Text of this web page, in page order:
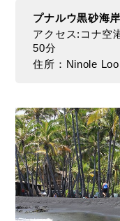
プナルウ黒砂海岸
アクセス:コナ空
50分
住所：Ninole